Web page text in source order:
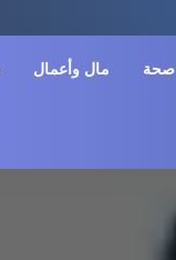
صحة مال وأعمال